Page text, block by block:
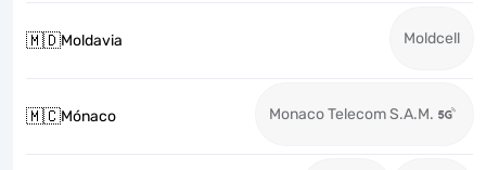
🇲🇩Moldavia Moldcell
🇲🇨Mónaco Monaco Telecom S.A.M.